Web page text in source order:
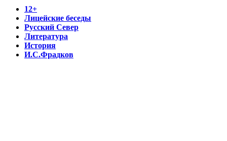
12+
Лицейские беседы
Русский Север
Литература
История
И.С.Фрадков